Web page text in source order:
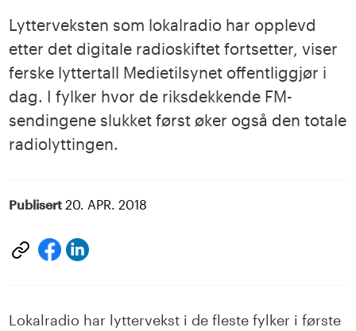
Lytterveksten som lokalradio har opplevd
etter det digitale radioskiftet fortsetter, viser
ferske lyttertall Medietilsynet offentliggjør i
dag. I fylker hvor de riksdekkende FM-
sendingene slukket først øker også den totale
radiolyttingen.
Publisert 20. APR. 2018
Del Del
Lokalradio har lyttervekst i de fleste fylker i første